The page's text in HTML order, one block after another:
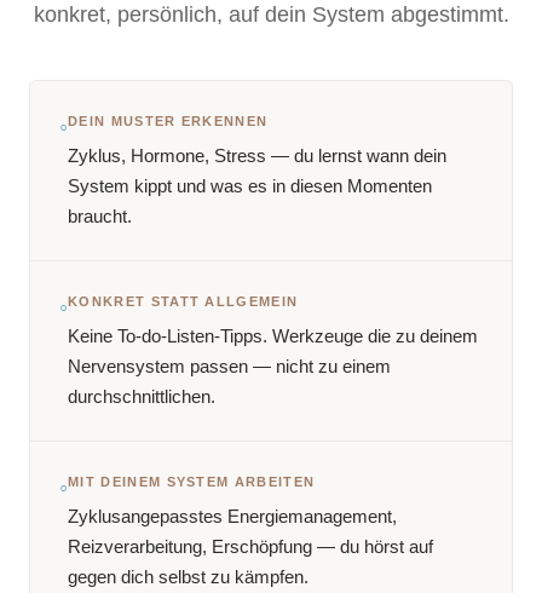
konkret, persönlich, auf dein System abgestimmt.
◦DEIN MUSTER ERKENNEN
Zyklus, Hormone, Stress — du lernst wann dein
System kippt und was es in diesen Momenten
braucht.
◦KONKRET STATT ALLGEMEIN
Keine To-do-Listen-Tipps. Werkzeuge die zu deinem
Nervensystem passen — nicht zu einem
durchschnittlichen.
◦MIT DEINEM SYSTEM ARBEITEN
Zyklusangepasstes Energiemanagement,
Reizverarbeitung, Erschöpfung — du hörst auf
gegen dich selbst zu kämpfen.